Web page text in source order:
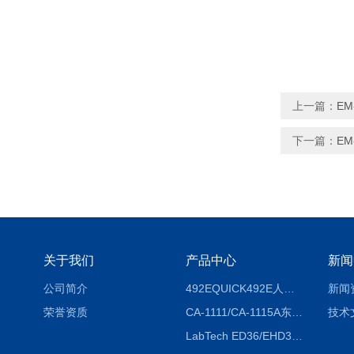
上一篇：
下一篇：
关于我们
公司简介
荣誉资质
产品中心
CA-1111/CA-1115A东京理化EYELA CA-1111/CA-1115A冷却水循环装置
新
新闻
技术